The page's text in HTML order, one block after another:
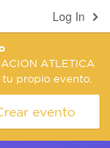
Log In
ATLETICA
tu propio evento.
evento